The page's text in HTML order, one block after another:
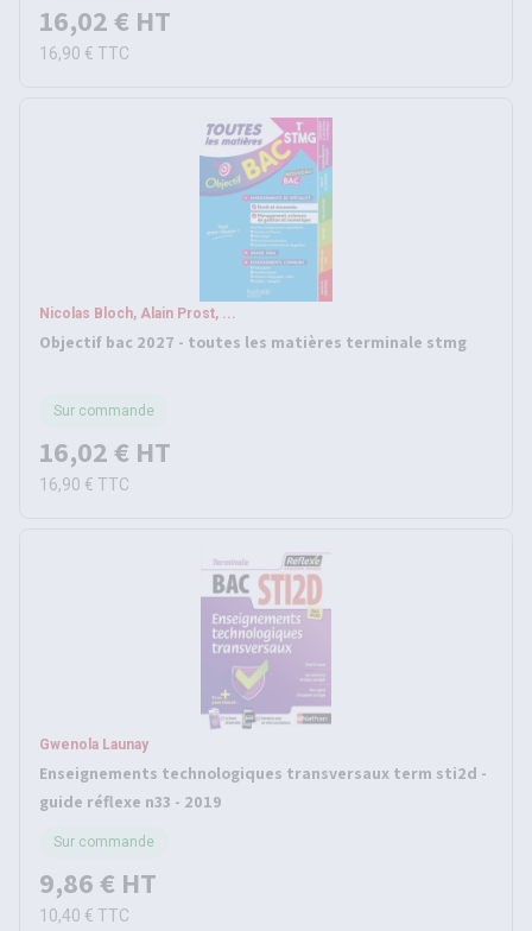
16,02 € HT
16,90 € TTC
Nicolas Bloch, Alain Prost, ...
Objectif bac 2027 - toutes les matières terminale stmg
Sur commande
16,02 € HT
16,90 € TTC
Gwenola Launay
Enseignements technologiques transversaux term sti2d -
guide réflexe n33 - 2019
Sur commande
9,86 € HT
10,40 € TTC